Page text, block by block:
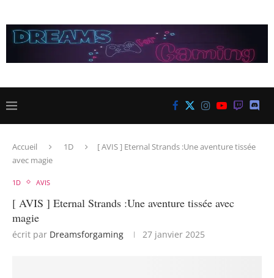
Accueil 1D
[ AVIS ] Eternal Strands :Une aventure tissée
avec magie
1D AVIS
[ AVIS ] Eternal Strands :Une aventure tissée avec
magie
écrit par Dreamsforgaming 27 janvier 2025